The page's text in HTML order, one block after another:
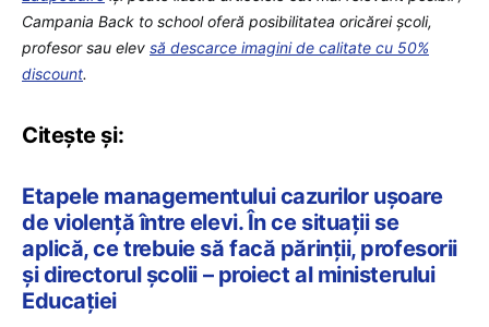
Campania Back to school oferă posibilitatea oricărei școli,
profesor sau elev să descarce imagini de calitate cu 50%
discount.
Citește și:
Etapele managementului cazurilor ușoare
de violență între elevi. În ce situații se
aplică, ce trebuie să facă părinții, profesorii
și directorul școlii – proiect al ministerului
Educației